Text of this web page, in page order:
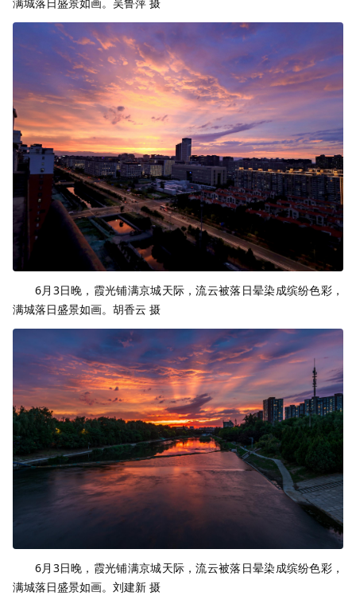
6月3日晚，霞光铺满京城天际，流云被落日晕染成缤纷色彩，
满城落日盛景如画。胡香云 摄
6月3日晚，霞光铺满京城天际，流云被落日晕染成缤纷色彩，
满城落日盛景如画。刘建新 摄